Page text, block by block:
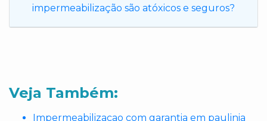
impermeabilização são atóxicos e seguros?
Veja Também:
Impermeabilizacao com garantia em paulinia